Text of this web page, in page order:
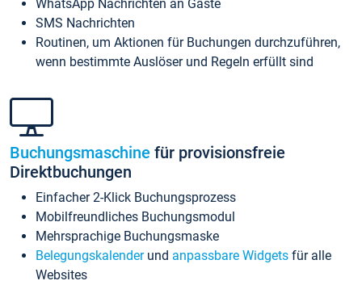
WhatsApp Nachrichten an Gäste
SMS Nachrichten
Routinen, um Aktionen für Buchungen durchzuführen,
wenn bestimmte Auslöser und Regeln erfüllt sind
Buchungsmaschine für provisionsfreie
Direktbuchungen
Einfacher 2-Klick Buchungsprozess
Mobilfreundliches Buchungsmodul
Mehrsprachige Buchungsmaske
Belegungskalenderund anpassbare Widgets für alle
Websites